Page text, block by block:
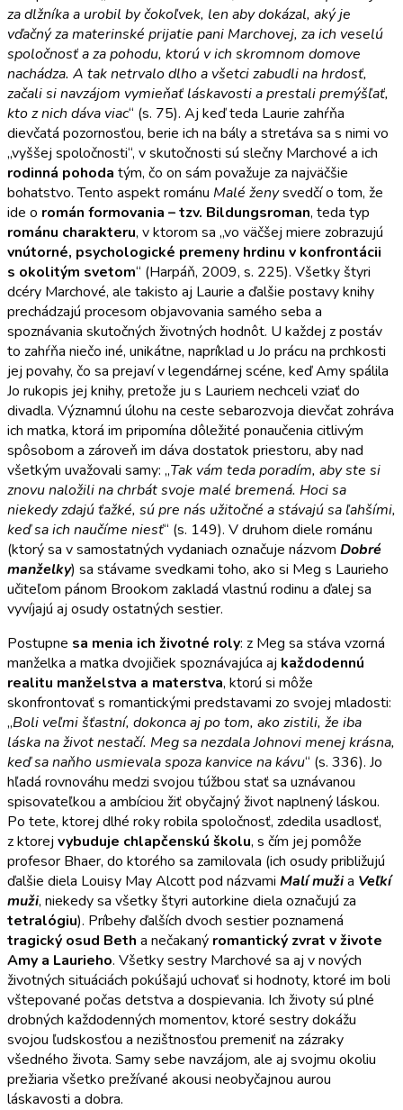
za dlžníka a urobil by čokoľvek, len aby dokázal, aký je
vďačný za materinské prijatie pani Marchovej, za ich veselú
spoločnosť a za pohodu, ktorú v ich skromnom domove
nachádza. A tak netrvalo dlho a všetci zabudli na hrdosť,
začali si navzájom vymieňať láskavosti a prestali premýšľať,
kto z nich dáva viac“ (s. 75). Aj keď teda Laurie zahŕňa
dievčatá pozornosťou, berie ich na bály a stretáva sa s nimi vo
„vyššej spoločnosti“, v skutočnosti sú slečny Marchové a ich
rodinná pohoda tým, čo on sám považuje za najväčšie
bohatstvo. Tento aspekt románu Malé ženysvedčí o tom, že
ide o román formovania – tzv. Bildungsroman, teda typ
románu charakteru, v ktorom sa „vo väčšej miere zobrazujú
vnútorné, psychologické premeny hrdinu v konfrontácii
s okolitým svetom“ (Harpáň, 2009, s. 225). Všetky štyri
dcéry Marchové, ale takisto aj Laurie a ďalšie postavy knihy
prechádzajú procesom objavovania samého seba a
spoznávania skutočných životných hodnôt. U každej z postáv
to zahŕňa niečo iné, unikátne, napríklad u Jo prácu na prchkosti
jej povahy, čo sa prejaví v legendárnej scéne, keď Amy spálila
Jo rukopis jej knihy, pretože ju s Lauriem nechceli vziať do
divadla. Významnú úlohu na ceste sebarozvoja dievčat zohráva
ich matka, ktorá im pripomína dôležité ponaučenia citlivým
spôsobom a zároveň im dáva dostatok priestoru, aby nad
všetkým uvažovali samy: „Tak vám teda poradím, aby ste si
znovu naložili na chrbát svoje malé bremená. Hoci sa
niekedy zdajú ťažké, sú pre nás užitočné a stávajú sa ľahšími,
keď sa ich naučíme niesť“ (s. 149). V druhom diele románu
(ktorý sa v samostatných vydaniach označuje názvom Dobré
manželky) sa stávame svedkami toho, ako si Meg s Laurieho
učiteľom pánom Brookom zakladá vlastnú rodinu a ďalej sa
vyvíjajú aj osudy ostatných sestier.
Postupne sa menia ich životné roly: z Meg sa stáva vzorná
manželka a matka dvojičiek spoznávajúca aj každodennú
realitu manželstva a materstva, ktorú si môže
skonfrontovať s romantickými predstavami zo svojej mladosti:
„Boli veľmi šťastní, dokonca aj po tom, ako zistili, že iba
láska na život nestačí. Meg sa nezdala Johnovi menej krásna,
keď sa naňho usmievala spoza kanvice na kávu“ (s. 336). Jo
hľadá rovnováhu medzi svojou túžbou stať sa uznávanou
spisovateľkou a ambíciou žiť obyčajný život naplnený láskou.
Po tete, ktorej dlhé roky robila spoločnosť, zdedila usadlosť,
z ktorej vybuduje chlapčenskú školu, s čím jej pomôže
profesor Bhaer, do ktorého sa zamilovala (ich osudy približujú
ďalšie diela Louisy May Alcott pod názvami Malí mužia Veľkí
muži, niekedy sa všetky štyri autorkine diela označujú za
tetralógiu). Príbehy ďalších dvoch sestier poznamená
tragický osud Beth a nečakaný romantický zvrat v živote
Amy a Laurieho. Všetky sestry Marchové sa aj v nových
životných situáciách pokúšajú uchovať si hodnoty, ktoré im boli
vštepované počas detstva a dospievania. Ich životy sú plné
drobných každodenných momentov, ktoré sestry dokážu
svojou ľudskosťou a nezištnosťou premeniť na zázraky
všedného života. Samy sebe navzájom, ale aj svojmu okoliu
prežiaria všetko prežívané akousi neobyčajnou aurou
láskavosti a dobra.